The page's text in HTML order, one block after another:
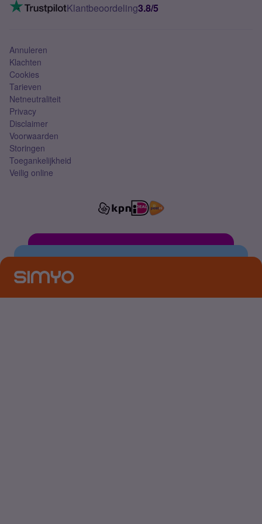
Mobiel abonnement
VoLTE 4G bellenKlantbeoordeling3.8/5
Annuleren
Klachten
Cookies
Tarieven
Netneutraliteit
Privacy
Disclaimer
Voorwaarden
Storingen
Toegankelijkheid
Veilig online